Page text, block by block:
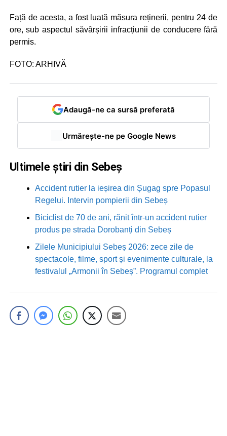
Față de acesta, a fost luată măsura reținerii, pentru 24 de
ore, sub aspectul săvârșirii infracțiunii de conducere fără
permis.
FOTO: ARHIVĂ
Adaugă-ne ca sursă preferată
Urmărește-ne pe Google News
Ultimele știri din Sebeș
Accident rutier la ieșirea din Șugag spre Popasul
Regelui. Intervin pompierii din Sebeș
Biciclist de 70 de ani, rănit într-un accident rutier
produs pe strada Dorobanți din Sebeș
Zilele Municipiului Sebeș 2026: zece zile de
spectacole, filme, sport și evenimente culturale, la
festivalul „Armonii în Sebeș”. Programul complet